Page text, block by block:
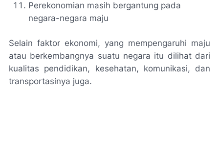
Perekonomian masih bergantung pada
negara-negara maju
Selain faktor ekonomi, yang mempengaruhi maju
atau berkembangnya suatu negara itu dilihat dari
kualitas pendidikan, kesehatan, komunikasi, dan
transportasinya juga.